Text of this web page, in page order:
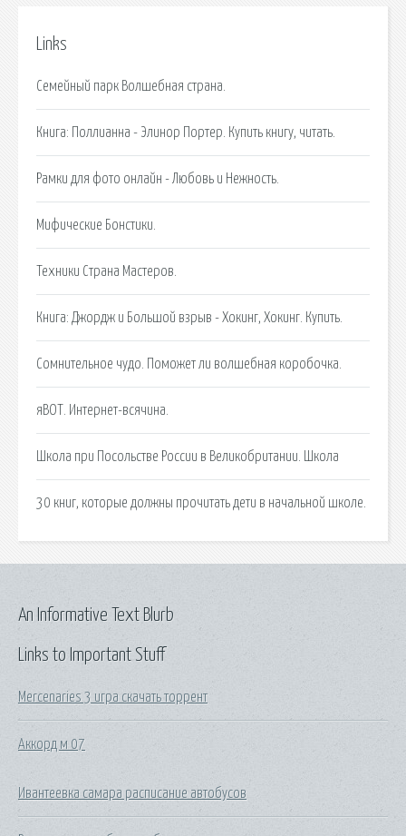
Links
Семейный парк Волшебная страна.
Книга: Поллианна - Элинор Портер. Купить книгу, читать.
Рамки для фото онлайн - Любовь и Нежность.
Мифические Бонстики.
Техники Страна Мастеров.
Книга: Джордж и Большой взрыв - Хокинг, Хокинг. Купить.
Сомнительное чудо. Поможет ли волшебная коробочка.
яВОТ. Интернет-всячина.
Школа при Посольстве России в Великобритании. Школа
30 книг, которые должны прочитать дети в начальной школе.
Links to Important Stuff
Mercenaries 3 игра скачать торрент
Аккорд м 07
Ивантеевка самара расписание автобусов
An Informative Text Blurb